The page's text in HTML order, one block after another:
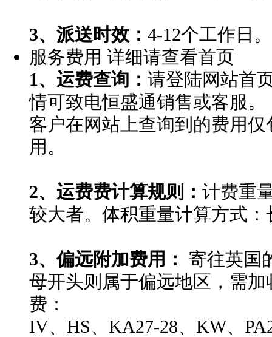
3、派送时效： 4-12个工作日。
服务费用 详细请查看首页
1、运费查询： 请登陆网站首
情可致电恒盛通销售或客服。
客户在网站上查询到的费用
用。
2、运费费计算规则： 计费重
较大者。体积重量计算方式：
3、偏远附加费用：
寄往英国
母开头则属于偏远地区，需
费：
IV、HS、KA27-28、KW、